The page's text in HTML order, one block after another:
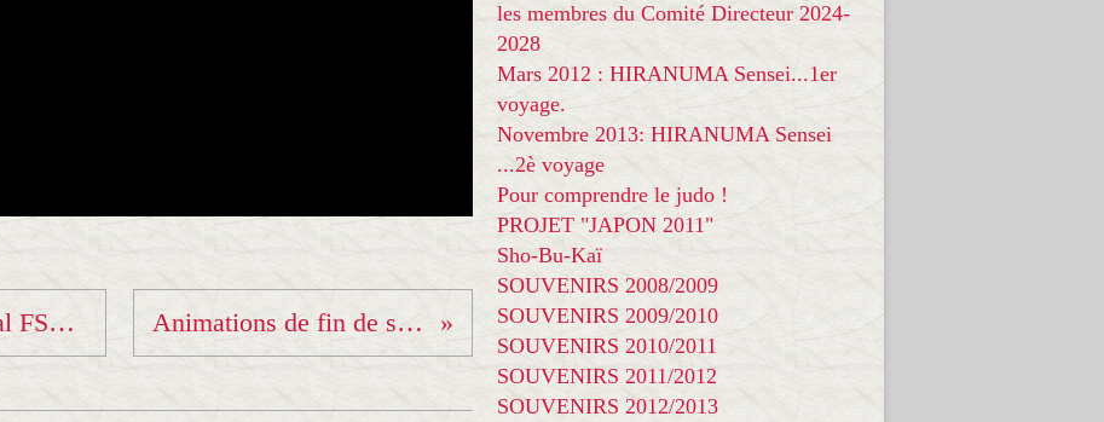
Championnat National FSCF 2018 Animations de fin de saison...
les membres du Comité Directeur 2024-
2028
Mars 2012 : HIRANUMA Sensei...1er
voyage.
Novembre 2013: HIRANUMA Sensei
...2è voyage
Pour comprendre le judo !
PROJET "JAPON 2011"
Sho-Bu-Kaï
SOUVENIRS 2008/2009
SOUVENIRS 2009/2010
SOUVENIRS 2010/2011
SOUVENIRS 2011/2012
SOUVENIRS 2012/2013